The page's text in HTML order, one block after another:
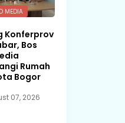
MEDIA
Konferprov
Bos
Rumah
Bogor
07, 2026